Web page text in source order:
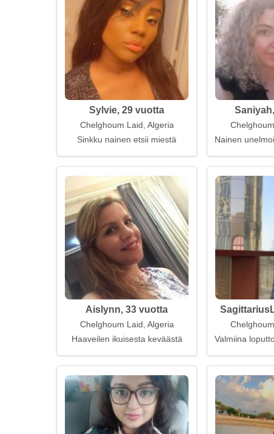
Sylvie, 29 vuotta
Chelghoum Laid, Algeria
Sinkku nainen etsii miestä
Nainen
Aislynn, 33 vuotta
Chelghoum Laid, Algeria
Haaveilen ikuisesta keväästä
Valmiina